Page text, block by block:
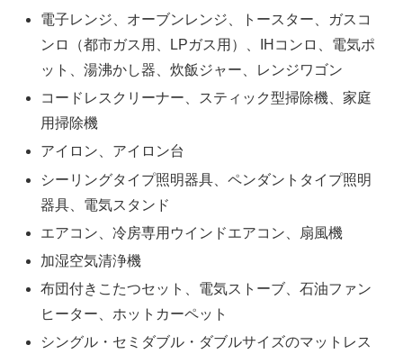
電子レンジ、オーブンレンジ、トースター、ガスコ
ンロ（都市ガス用、LPガス用）、IHコンロ、電気ポ
ット、湯沸かし器、炊飯ジャー、レンジワゴン
コードレスクリーナー、スティック型掃除機、家庭
用掃除機
アイロン、アイロン台
シーリングタイプ照明器具、ペンダントタイプ照明
器具、電気スタンド
エアコン、冷房専用ウインドエアコン、扇風機
加湿空気清浄機
布団付きこたつセット、電気ストーブ、石油ファン
ヒーター、ホットカーペット
シングル・セミダブル・ダブルサイズのマットレス